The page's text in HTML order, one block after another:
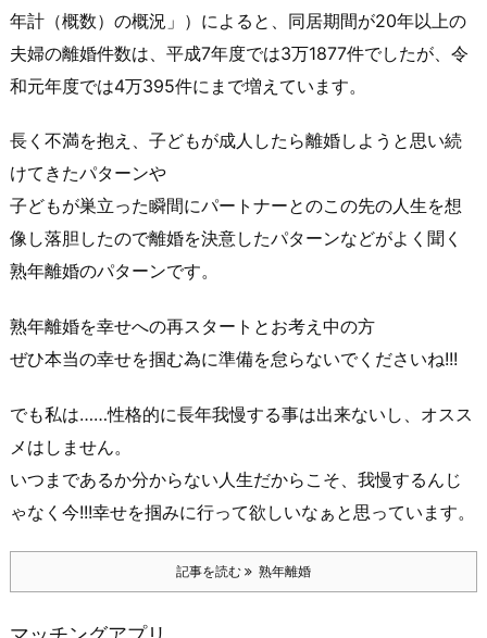
年計（概数）の概況」）によると、同居期間が20年以上の
夫婦の離婚件数は、平成7年度では3万1877件でしたが、令
和元年度では4万395件にまで増えています。
長く不満を抱え、子どもが成人したら離婚しようと思い続
けてきたパターンや
子どもが巣立った瞬間にパートナーとのこの先の人生を想
像し落胆したので離婚を決意したパターンなどがよく聞く
熟年離婚のパターンです。
熟年離婚を幸せへの再スタートとお考え中の方
ぜひ本当の幸せを掴む為に準備を怠らないでくださいね!!!
でも私は……性格的に長年我慢する事は出来ないし、オスス
メはしません。
いつまであるか分からない人生だからこそ、我慢するんじ
ゃなく今!!!幸せを掴みに行って欲しいなぁと思っています。
記事を読む 熟年離婚